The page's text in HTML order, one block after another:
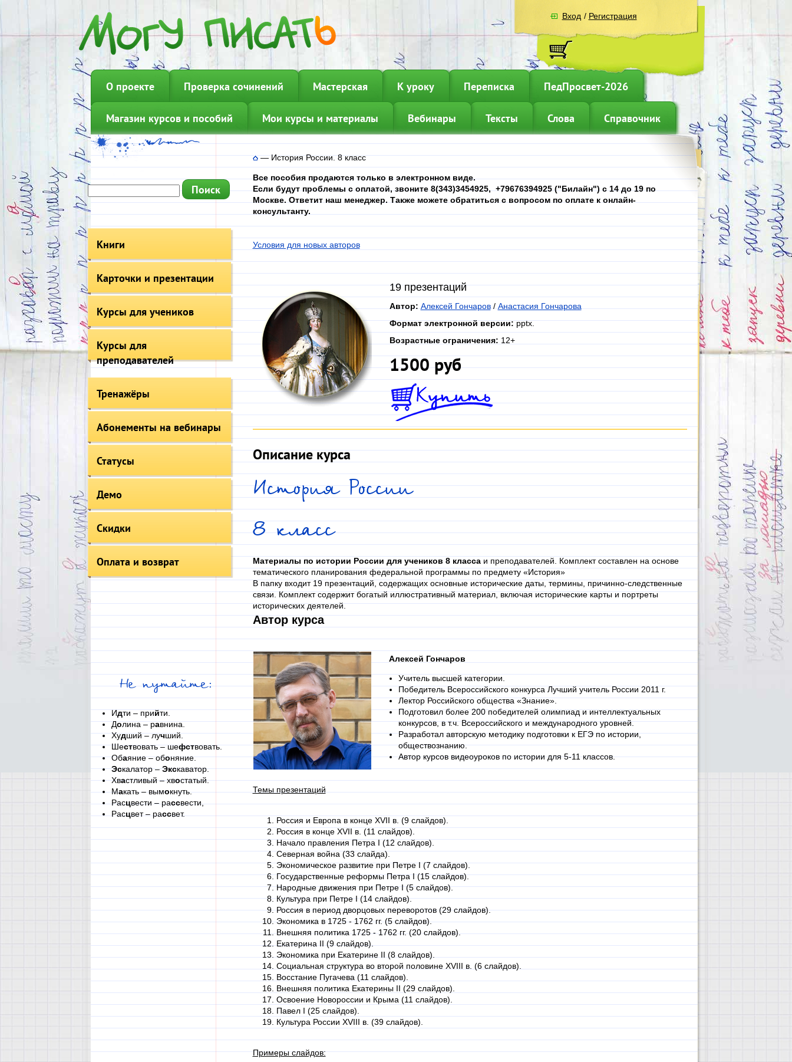
Вход / Регистрация
О проекте Проверка сочинений Мастерская К уроку Переписка ПедПросвет-2026
Магазин курсов и пособий Мои курсы и материалы Вебинары Тексты Слова Справочник
Книги
Карточки и презентации
Курсы для учеников
Курсы для
преподавателей
Тренажёры
Абонементы на вебинары
Статусы
Демо
Скидки
Оплата и возврат
Не путайте:
Идти – прийти.
Долина – равнина.
Худший – лучший.
Шествовать – шефствовать.
Обаяние – обоняние.
Эскалатор –Экскаватор.
Хвастливый – хвостатый.
Макать – вымокнуть.
Расцвести – рассвести,
Расцвет – рассвет.
—История России. 8 класс
Все пособия продаются только в электронном виде.
Если будут проблемы с оплатой, звоните 8(343)3454925, +79676394925 ("Билайн") с 14 до 19 по
Москве. Ответит наш менеджер. Также можете обратиться с вопросом по оплате к онлайн-
консультанту.
Условия для новых авторов
19 презентаций
Автор: Алексей Гончаров/ Анастасия Гончарова
Формат электронной версии: pptx.
Возрастные ограничения: 12+
1500 руб
Описание курса
История России
8 класс
Материалы по истории России для учеников 8 классаи преподавателей. Комплект составлен на основе
тематического планирования федеральной программы по предмету «История»
В папку входит 19 презентаций, содержащих основные исторические даты, термины, причинно-следственные
связи. Комплект содержит богатый иллюстративный материал, включая исторические карты и портреты
исторических деятелей.
Автор курса
Алексей Гончаров
Учитель высшей категории.
Победитель Всероссийского конкурса Лучший учитель России 2011 г.
Лектор Российского общества «Знание».
Подготовил более 200 победителей олимпиад и интеллектуальных
конкурсов, в т.ч. Всероссийского и международного уровней.
Разработал авторскую методику подготовки к ЕГЭ по истории,
обществознанию.
Автор курсов видеоуроков по истории для 5-11 классов.
Темы презентаций
Россия и Европа в конце XVII в. (9 слайдов).
Россия в конце XVII в. (11 слайдов).
Начало правления Петра I (12 слайдов).
Северная война (33 слайда).
Экономическое развитие при Петре I (7 слайдов).
Государственные реформы Петра I (15 слайдов).
Народные движения при Петре I (5 слайдов).
Культура при Петре I (14 слайдов).
Россия в период дворцовых переворотов (29 слайдов).
Экономика в 1725 - 1762 гг. (5 слайдов).
Внешняя политика 1725 - 1762 гг. (20 слайдов).
Екатерина II (9 слайдов).
Экономика при Екатерине II (8 слайдов).
Социальная структура во второй половине XVIII в. (6 слайдов).
Восстание Пугачева (11 слайдов).
Внешняя политика Екатерины II (29 слайдов).
Освоение Новороссии и Крыма (11 слайдов).
Павел I (25 слайдов).
Культура России XVIII в. (39 слайдов).
Примеры слайдов: